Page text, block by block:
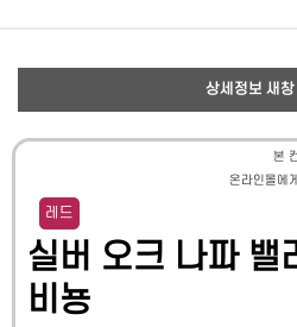
상세정보 새창
본
온라인몰에
레드
실버 오크 나파 밸
비뇽